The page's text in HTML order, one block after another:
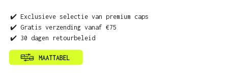
✔️ Exclusieve selectie van premium caps
✔️ Gratis verzending vanaf €75
✔️ 30 dagen retourbeleid